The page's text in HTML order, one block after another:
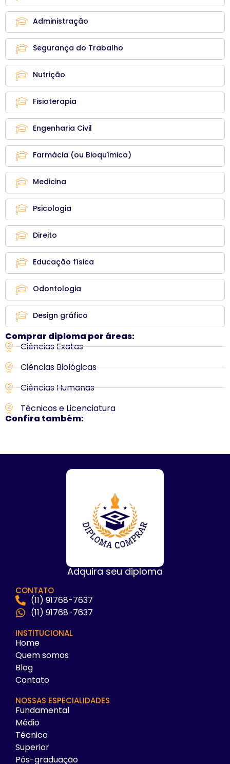
Administração
Segurança do Trabalho
Nutrição
Fisioterapia
Engenharia Civil
Farmácia (ou Bioquímica)
Medicina
Psicologia
Direito
Educação física
Odontologia
Design gráfico
Comprar diploma por áreas:
Ciências Exatas
Ciências Biológicas
Ciências Humanas
Técnicos e Licenciatura
Confira também:
Adquira seu diploma
CONTATO
(11) 91768-7637
(11) 91768-7637
INSTITUCIONAL
Home
Quem somos
Blog
Contato
NOSSAS ESPECIALIDADES
Fundamental
Médio
Técnico
Superior
Pós-graduação